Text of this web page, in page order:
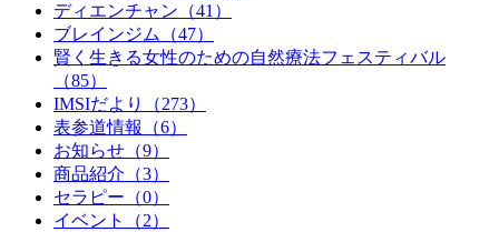
ディエンチャン（41）
ブレインジム（47）
賢く生きる女性のための自然療法フェスティバル
（85）
IMSIだより（273）
表参道情報（6）
お知らせ（9）
商品紹介（3）
セラピー（0）
イベント（2）